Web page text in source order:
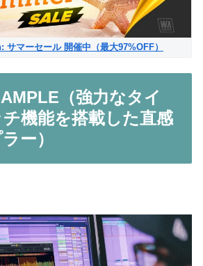
マーセール 開催中（最大97%OFF）
（強力なタイ
機能を搭載した直感
ー）